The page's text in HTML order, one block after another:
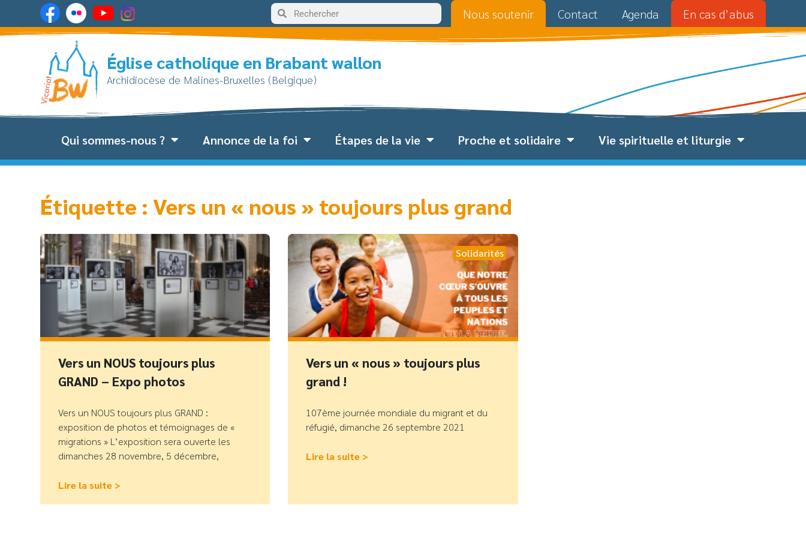
Nous soutenir Contact Agenda En cas d’abus
Église catholique en Brabant wallon
Archidiocèse de Malines-Bruxelles (Belgique)
Qui sommes-nous ? Annonce de la foi Étapes de la vie Proche et solidaire Vie spirituelle et liturgie
Étiquette : Vers un « nous » toujours plus grand
Vers un NOUS toujours plus
GRAND – Expo photos
Vers un NOUS toujours plus GRAND :
exposition de photos et témoignages de «
migrations » L’exposition sera ouverte les
dimanches 28 novembre, 5 décembre,
Lire la suite >
Solidarités
Vers un « nous » toujours plus
grand !
107ème journée mondiale du migrant et du
réfugié, dimanche 26 septembre 2021
Lire la suite >